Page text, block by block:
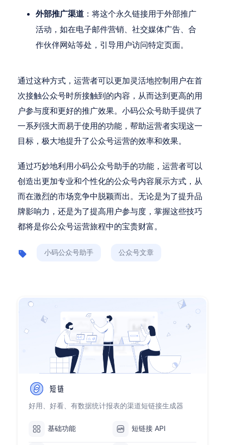
外部推广渠道 ：将这个永久链接用于外部推广
活动，如在电子邮件营销、社交媒体广告、合
作伙伴网站等处，引导用户访问特定页面。
通过这种方式，运营者可以更加灵活地控制用户在首
次接触公众号时所接触到的内容，从而达到更高的用
户参与度和更好的推广效果。小码公众号助手提供了
一系列强大而易于使用的功能，帮助运营者实现这一
目标，极大地提升了公众号运营的效率和效果。
通过巧妙地利用小码公众号助手的功能，运营者可以
创造出更加专业和个性化的公众号内容展示方式，从
而在激烈的市场竞争中脱颖而出。无论是为了提升品
牌影响力，还是为了提高用户参与度，掌握这些技巧
都将是你公众号运营旅程中的宝贵财富。
小码公众号助手 公众号文章
好用、好看、有数据统计报表的渠道短链接生成器
基础功能 短链接 API